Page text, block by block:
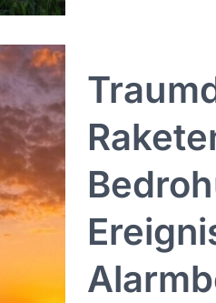
und
der
Ruf
nach
klarem
Ausdruck